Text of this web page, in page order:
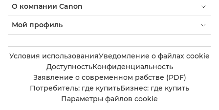
О компании Canon
Мой профиль
Условия использованияУведомление о файлах cookie
ДоступностьКонфиденциальность
Заявление о современном рабстве (PDF)
Потребитель: где купитьБизнес: где купить
Параметры файлов cookie